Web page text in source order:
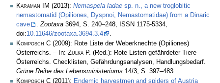
Karaman IM (2013): Nemaspela ladae sp. n., a new troglobitic
nemastomatid (Opiliones, Dyspnoi, Nemastomatidae) from a Dinaric
cave
Zootaxa 3694, S. 240–248, ISSN 1175-5334,
doi:10.11646/zootaxa.3694.3.4
Komposch C (2009): Rote Liste der Weberknechte (Opiliones)
Österreichs. – In: Zulka P. (Red.): Rote Listen gefährdeter Tiere
Österreichs. Checklisten, Gefährdungsanalysen, Handlungsbedarf.
Grüne Reihe des Lebensministeriums 14/3, S. 397–483.
Komposch C (2011): Endemic harvestmen and spiders of Austria